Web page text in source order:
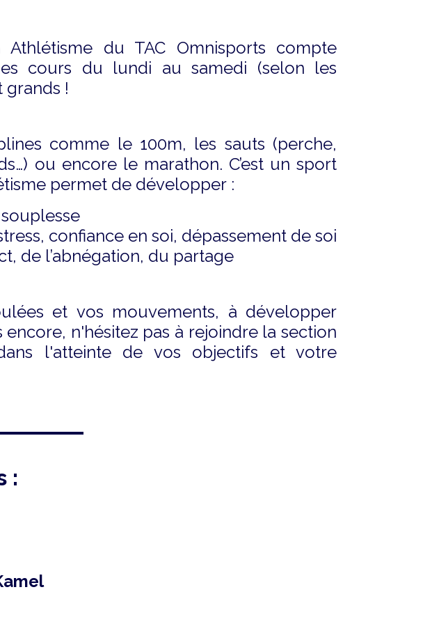
du TAC Omnisports compte
cours du lundi au samedi (selon les
grands !
comme le 100m, les sauts (perche,
ou encore le marathon. C’est un sport
permet de développer :
confiance en soi, dépassement de soi
de l’abnégation, du partage
et vos mouvements, à développer
n'hésitez pas à rejoindre la section
l'atteinte de vos objectifs et votre
: